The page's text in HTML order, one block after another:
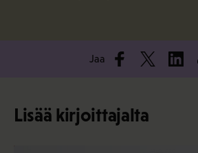
Jaa
Lisää kirjoittajalta